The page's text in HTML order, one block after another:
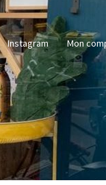
Instagram Mon